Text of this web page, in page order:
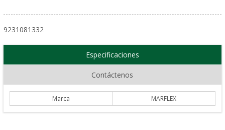
9231081332
Especificaciones
Contáctenos
Marca MARFLEX